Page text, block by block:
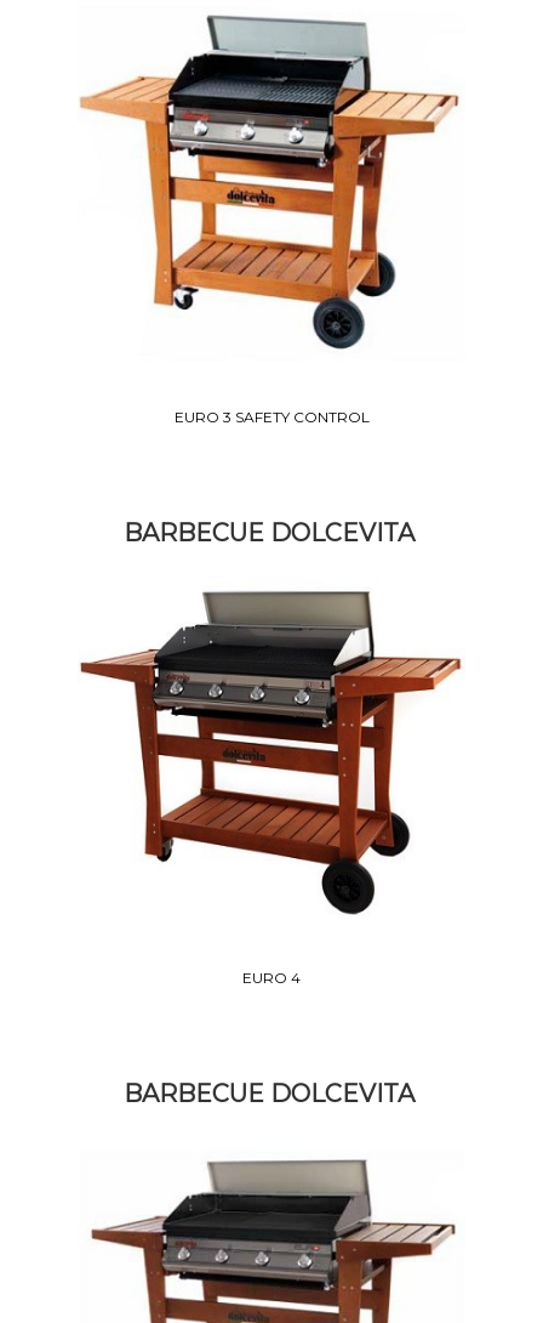
EURO 3 SAFETY CONTROL
BARBECUE DOLCEVITA
EURO 4
BARBECUE DOLCEVITA